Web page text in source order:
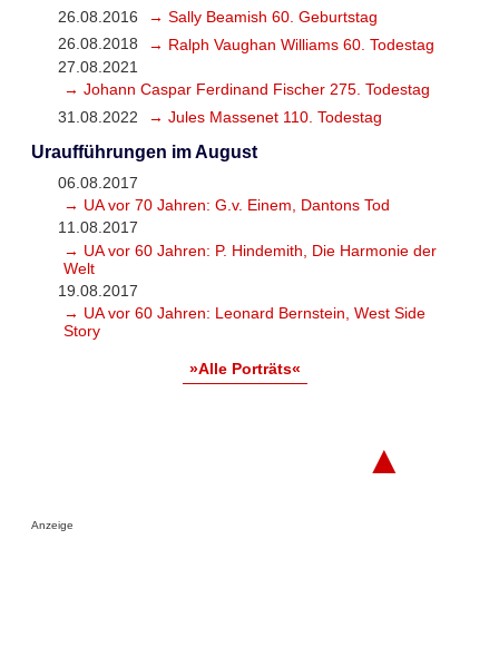
26.08.2016
→ Sally Beamish 60. Geburtstag
26.08.2018
→ Ralph Vaughan Williams 60. Todestag
27.08.2021
→ Johann Caspar Ferdinand Fischer 275. Todestag
31.08.2022
→ Jules Massenet 110. Todestag
Uraufführungen im August
06.08.2017
→ UA vor 70 Jahren: G.v. Einem, Dantons Tod
11.08.2017
→ UA vor 60 Jahren: P. Hindemith, Die Harmonie der
Welt
19.08.2017
→ UA vor 60 Jahren: Leonard Bernstein, West Side
Story
»Alle Porträts«
▲
Anzeige